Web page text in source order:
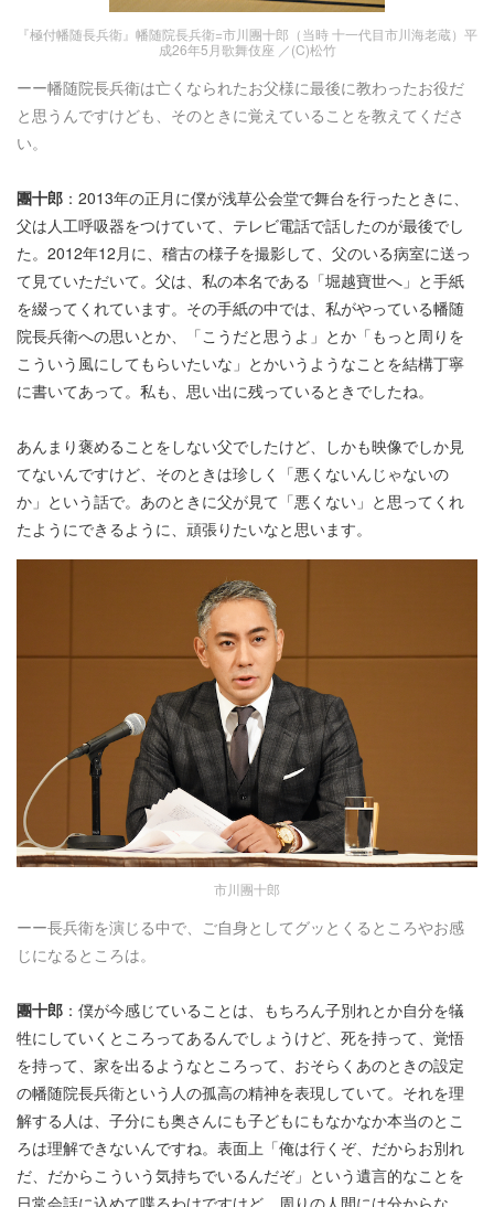
『極付幡随長兵衛』幡随院長兵衛=市川團十郎（当時 十一代目市川海老蔵）平
成26年5月歌舞伎座 ／(C)松竹
ーー幡随院長兵衛は亡くなられたお父様に最後に教わったお役だ
と思うんですけども、そのときに覚えていることを教えてくださ
い。
團十郎 ：2013年の正月に僕が浅草公会堂で舞台を行ったときに、
父は人工呼吸器をつけていて、テレビ電話で話したのが最後でし
た。2012年12月に、稽古の様子を撮影して、父のいる病室に送っ
て見ていただいて。父は、私の本名である「堀越寶世へ」と手紙
を綴ってくれています。その手紙の中では、私がやっている幡随
院長兵衛への思いとか、「こうだと思うよ」とか「もっと周りを
こういう風にしてもらいたいな」とかいうようなことを結構丁寧
に書いてあって。私も、思い出に残っているときでしたね。
あんまり褒めることをしない父でしたけど、しかも映像でしか見
てないんですけど、そのときは珍しく「悪くないんじゃないの
か」という話で。あのときに父が見て「悪くない」と思ってくれ
たようにできるように、頑張りたいなと思います。
市川團十郎
ーー長兵衛を演じる中で、ご自身としてグッとくるところやお感
じになるところは。
團十郎 ：僕が今感じていることは、もちろん子別れとか自分を犠
牲にしていくところってあるんでしょうけど、死を持って、覚悟
を持って、家を出るようなところって、おそらくあのときの設定
の幡随院長兵衛という人の孤高の精神を表現していて。それを理
解する人は、子分にも奥さんにも子どもにもなかなか本当のとこ
ろは理解できないんですね。表面上「俺は行くぞ、だからお別れ
だ、だからこういう気持ちでいるんだぞ」という遺言的なことを